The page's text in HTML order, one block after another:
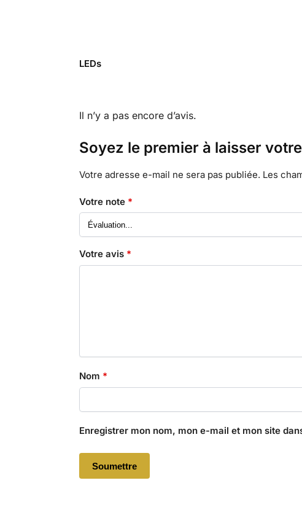
LEDs
Il n’y a pas encore d’avis.
Soyez le premier à laisser
Votre adresse e-mail ne sera pas publiée. Les
Votre note *
Votre avis *
Nom *
Enregistrer mon nom, mon e-mail et mon site